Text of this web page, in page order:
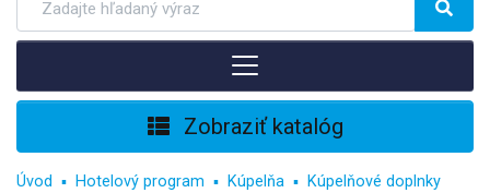
Zobraziť katalóg
Úvod Hotelový program Kúpelňa
Kúpelňové doplnky